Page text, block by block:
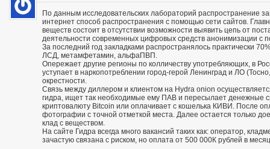
По данным исследовательских лабораторий распространение
интернет способ распространения с помощью сети сайтов.
веществ состоит в отсутствии возможности выявить цепь от
деятельности современных цифровых средств анонимизации с
За последний год закладками распространялось практически
ЛСД, метамфетамин, альфаПВП.
Опережает другие регионы по колличеству употребляющих, в
уступает в наркопотреблении город-герой Ленинград и ЛО
окрестности.
Связь между диллером и клиентом на Hydra onion
гидра, ищет так необходимые ему ПАВ и пересылает денежные
криптовалюту Bitcoin или оплачивает с кошелька КИВИ. После
фотографии с точной отметкой места. Далее остается только
клад с веществом.
На сайте Гидра всегда много вакансий таких как: оператор,
зачастую связана с риском, но оплата от 500 000К рублей в